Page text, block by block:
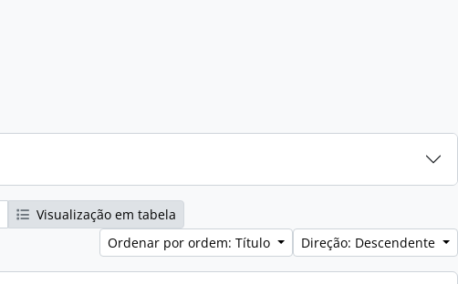
Visualização em tabela
Ordenar por ordem: Título
Direção: Descendente